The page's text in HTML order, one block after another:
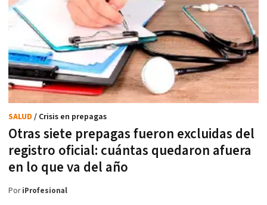
Otras siete prepagas fueron excluidas del
registro oficial: cuántas quedaron afuera
en lo que va del año
SALUD / Crisis en prepagas
PoriProfesional